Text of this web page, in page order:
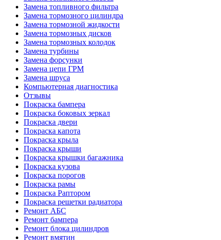
Замена топливного фильтра
Замена тормозного цилиндра
Замена тормозной жидкости
Замена тормозных дисков
Замена тормозных колодок
Замена турбины
Замена форсунки
Замена цепи ГРМ
Замена шруса
Компьютерная диагностика
Отзывы
Покраска бампера
Покраска боковых зеркал
Покраска двери
Покраска капота
Покраска крыла
Покраска крыши
Покраска крышки багажника
Покраска кузова
Покраска порогов
Покраска рамы
Покраска Раптором
Покраска решетки радиатора
Ремонт АБС
Ремонт бампера
Ремонт блока цилиндров
Ремонт вмятин